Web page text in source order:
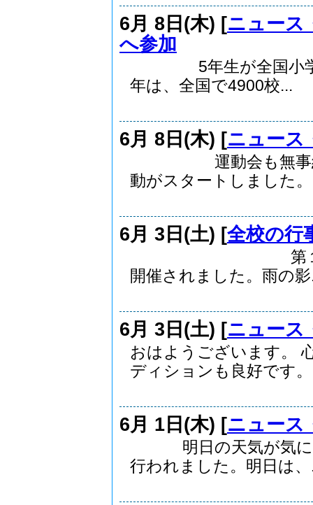
6月 8日(木) [ニュース
へ参加
5年生が全国小学生
年は、全国で4900校...
6月 8日(木) [ニュース
運動会も無事終わ
動がスタートしました
6月 3日(土) [全校の行
第１３１回校
開催されました。雨の
6月 3日(土) [ニュース
おはようございます。
ディションも良好です
6月 1日(木) [ニュース
明日の天気が気にな
行われました。明日は、